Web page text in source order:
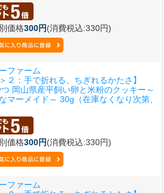
価格300円(消費税込:330円)
ファーム
＞２：手で折れる、ちぎれるかたさ】
岡山県産平飼い卵と米粉のクッキー～
マーメイド～ 30g（在庫なくなり次第、
価格300円(消費税込:330円)
ファーム